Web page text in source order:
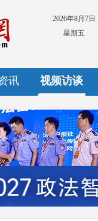
2026年8月7日
星期五
讯 视频访谈